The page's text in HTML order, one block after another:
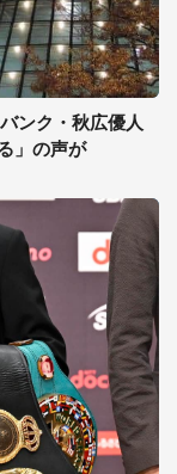
ンク・秋広優人
」の声が